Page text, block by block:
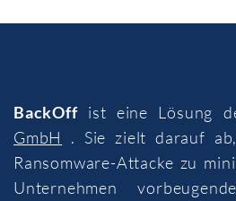
BackOffist eine Lösung
GmbH
. Sie zielt darauf
Ransomware-Attacke zu
Unternehmen